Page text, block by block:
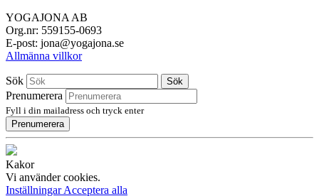
YOGAJONA AB
Org.nr: 559155-0693
E-post: jona@yogajona.se
Allmänna villkor
Sök Sök
Prenumerera
Fyll i din mailadress och tryck enter
Prenumerera
Kakor
Vi använder cookies.
InställningarAcceptera alla